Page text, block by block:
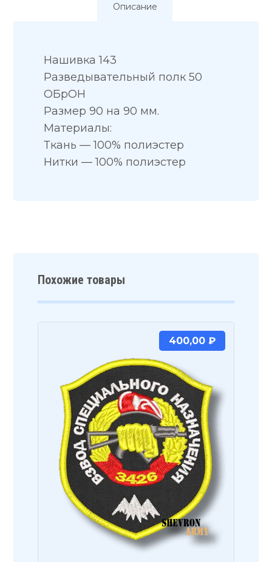
Описание
Нашивка 143
Разведывательный полк 50
ОБрОН
Размер 90 на 90 мм.
Материалы:
Ткань — 100% полиэстер
Нитки — 100% полиэстер
Похожие товары
400,00 ₽